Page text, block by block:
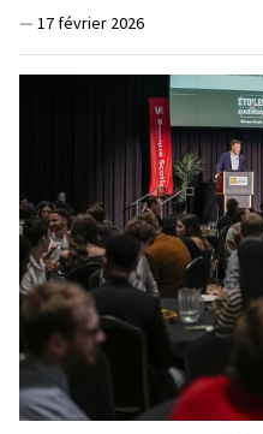
— 17 février 2026